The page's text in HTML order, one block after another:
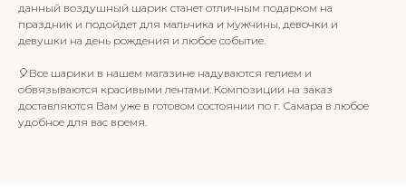
данный воздушный шарик станет отличным подарком на
праздник и подойдет для мальчика и мужчины, девочки и
девушки на день рождения и любое событие.
🎈Все шарики в нашем магазине надуваются гелием и
обвязываются красивыми лентами. Композиции на заказ
доставляются Вам уже в готовом состоянии по г. Самара в любое
удобное для вас время.